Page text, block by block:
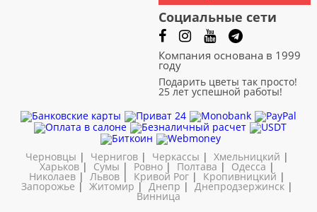
Социальные сети
Компания основана в 1999
году
Подарить цветы так просто!
25 лет успешной работы!
Черновцы | Чернигов | Черкассы | Хмельницкий |
Харьков| Сумы | Ровно | Полтава | Одесса |
Николаев | Львов Кривой Рог | Кропивницкий |
Запорожье | Житомир | Днепр |Днепродзержинск |
Винница